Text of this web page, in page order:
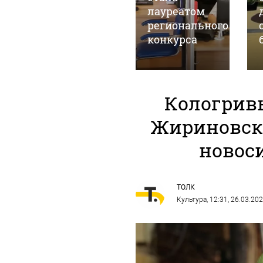
лауреатом
регионального
конкурса
ТОЛК
Культура, 12:31,